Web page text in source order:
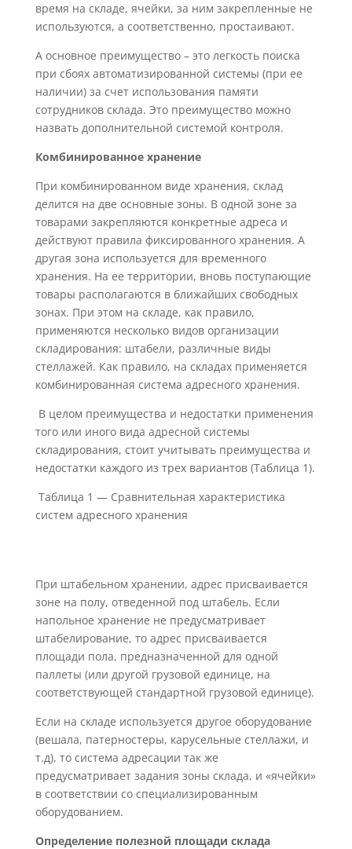
время на складе, ячейки, за ним закрепленные не
используются, а соответственно, простаивают.
А основное преимущество – это легкость поиска
при сбоях автоматизированной системы (при ее
наличии) за счет использования памяти
сотрудников склада. Это преимущество можно
назвать дополнительной системой контроля.
Комбинированное хранение
При комбинированном виде хранения, склад
делится на две основные зоны. В одной зоне за
товарами закрепляются конкретные адреса и
действуют правила фиксированного хранения. А
другая зона используется для временного
хранения. На ее территории, вновь поступающие
товары располагаются в ближайших свободных
зонах. При этом на складе, как правило,
применяются несколько видов организации
складирования: штабели, различные виды
стеллажей. Как правило, на складах применяется
комбинированная система адресного хранения.
В целом преимущества и недостатки применения
того или иного вида адресной системы
складирования, стоит учитывать преимущества и
недостатки каждого из трех вариантов (Таблица 1).
Таблица 1 — Сравнительная характеристика
систем адресного хранения
При штабельном хранении, адрес присваивается
зоне на полу, отведенной под штабель. Если
напольное хранение не предусматривает
штабелирование, то адрес присваивается
площади пола, предназначенной для одной
паллеты (или другой грузовой единице, на
соответствующей стандартной грузовой единице).
Если на складе используется другое оборудование
(вешала, патерностеры, карусельные стеллажи, и
т.д), то система адресации так же
предусматривает задания зоны склада, и «ячейки»
в соответствии со специализированным
оборудованием.
Определение полезной площади склада